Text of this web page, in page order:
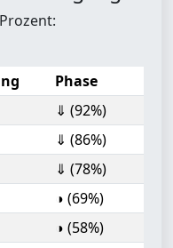
Phase
⇓ (92%)
⇓ (86%)
⇓ (78%)
◑ (69%)
◑ (58%)